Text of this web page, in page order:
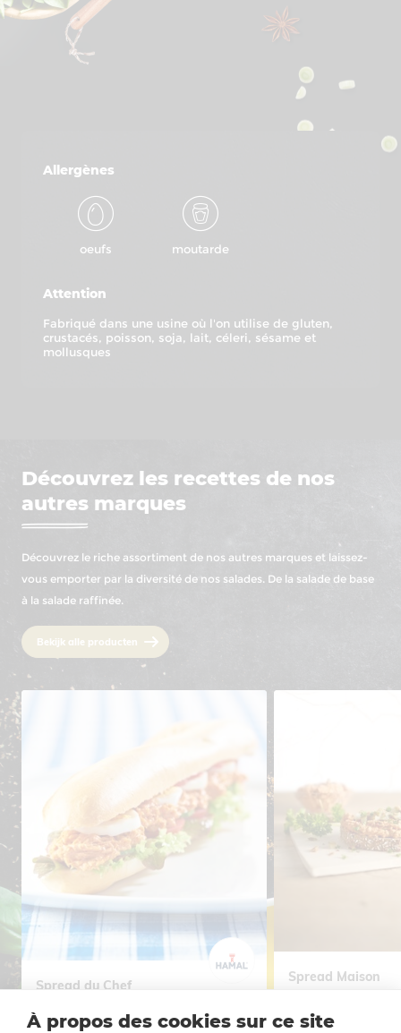
À propos des cookies sur ce site
Allergènes
oeufs moutarde
Attention
Fabriqué dans une usine où l'on utilise de gluten,
crustacés, poisson, soja, lait, céleri, sésame et
mollusques
Découvrez les recettes de nos
autres marques
Découvrez le riche assortiment de nos autres marques et laissez-
vous emporter par la diversité de nos salades. De la salade de base
à la salade raffinée.
Bekijk alle producten
Spread du Chef
Spread Maison